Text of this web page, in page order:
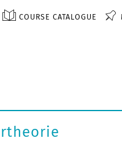
COURSE CATALOGUE